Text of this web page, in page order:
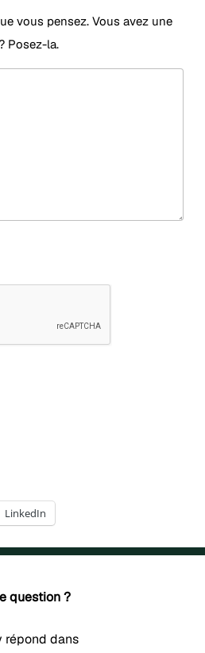
vous pensez. Vous avez une
Posez-la.
LinkedIn
question ?
répond dans